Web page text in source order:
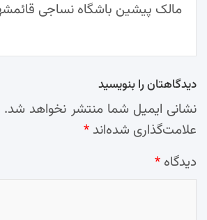
مالک پیشین باشگاه نساجی
دیدگاهتان را بنویسید
نشانی ایمیل شما منتشر نخواهد شد.
علامت‌گذاری شده‌اند *
دیدگاه *